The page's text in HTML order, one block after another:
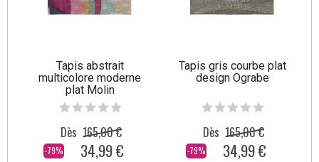
Tapis abstrait
multicolore moderne
plat Molin
-79%
Dès 165,00 €
34,99 €
Tapis gris courbe plat
design Ograbe
-79%
Dès 165,00 €
34,99 €